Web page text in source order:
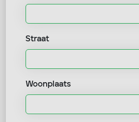
Straat
Woonplaats